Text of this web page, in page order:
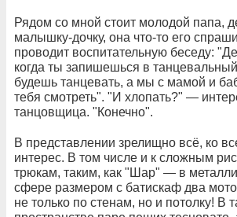
Рядом со мной стоит молодой папа,
малышку-дочку, она что-то его
проводит воспитательную беседу:
когда ты запишешься в
будешь танцевать, а мы с мамой и
тебя смотреть". "И хлопать?" —
танцовщица. "Конечно".
В представлении зрелищно всё, ко
интерес. В том числе и к сложным
трюкам, таким, как "Шар" — в
сфере размером с батискаф два
не только по стенам, но и потолку! В